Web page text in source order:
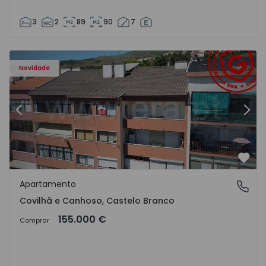
3 2 89 90 7
Novidade
- 18
Apartamento T2 Covilhã, Covilhã e Canhoso - 1497806 -
Anterior
Covilhã e Canhoso, Castelo Branco
Apartamento
Covilhã e Canhoso, Castelo Branco
Comprar 155.000 €